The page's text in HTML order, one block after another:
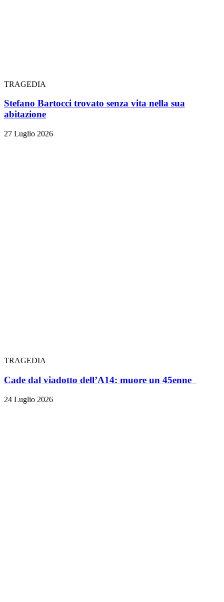
TRAGEDIA
Stefano Bartocci trovato senza vita nella sua
abitazione
27 Luglio 2026
TRAGEDIA
Cade dal viadotto dell’A14: muore un 45enne
24 Luglio 2026